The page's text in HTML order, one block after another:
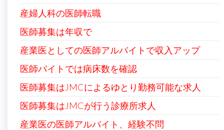
産婦人科の医師転職
医師募集は年収で
産業医としての医師アルバイトで収入アップ
医師バイトでは病床数を確認
医師募集はJMCによるゆとり勤務可能な求人
医師募集はJMCが行う診療所求人
産業医の医師アルバイト、経験不問